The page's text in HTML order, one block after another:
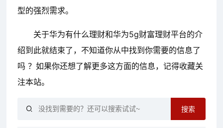
型的强烈需求。
关于华为有什么理财和华为5g财富理财平台的介
绍到此就结束了，不知道你从中找到你需要的信息了
吗 ？如果你还想了解更多这方面的信息，记得收藏关
注本站。
搜索